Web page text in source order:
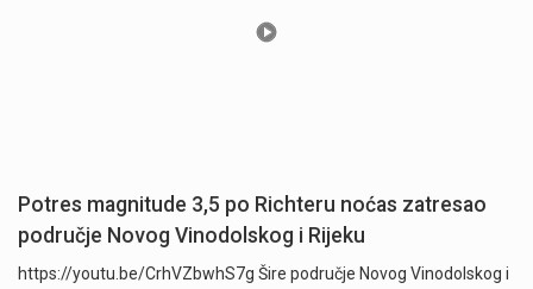
Potres magnitude 3,5 po Richteru noćas zatresao
područje Novog Vinodolskog i Rijeku
https://youtu.be/CrhVZbwhS7g Šire područje Novog Vinodolskog i